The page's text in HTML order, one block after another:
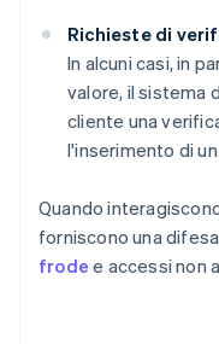
Richieste di
In alcuni casi, in
valore, il sistema
cliente una
l'inserimento di
Quando
forniscono una
frode e accessi non